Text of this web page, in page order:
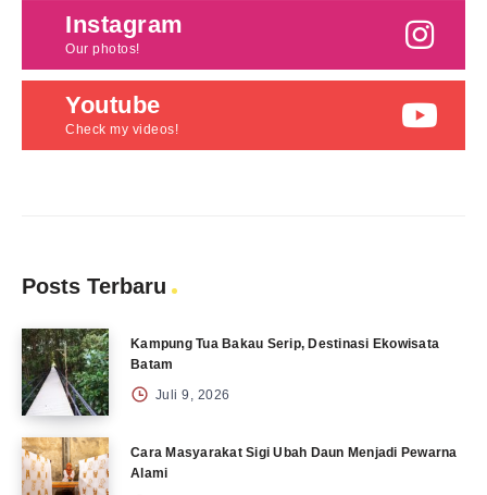
Instagram
Our photos!
Youtube
Check my videos!
Posts Terbaru
Kampung Tua Bakau Serip, Destinasi Ekowisata
Batam
Juli 9, 2026
Cara Masyarakat Sigi Ubah Daun Menjadi Pewarna
Alami